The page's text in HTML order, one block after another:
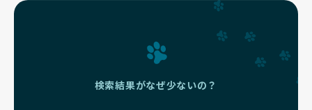
検索結果がなぜ少ないの？